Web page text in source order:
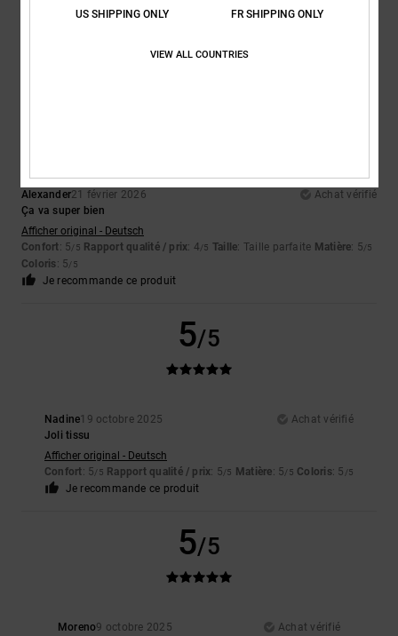
Je recommande ce produit
Alexander21 février 2026
Achat vérifié
Ça va super bien
Afficher original - Deutsch
Confort: 5/5 Rapport qualité / prix: 4/5 Taille: Taille parfaite Matière: 5/5
Coloris: 5/5
Je recommande ce produit
5/5
Nadine19 octobre 2025
Achat vérifié
Joli tissu
Afficher original - Deutsch
Confort: 5/5 Rapport qualité / prix: 5/5 Matière: 5/5 Coloris: 5 /5
Je recommande ce produit
5/5
Moreno9 octobre 2025
Achat vérifié
US SHIPPING ONLY FR SHIPPING ONLY
VIEW ALL COUNTRIES